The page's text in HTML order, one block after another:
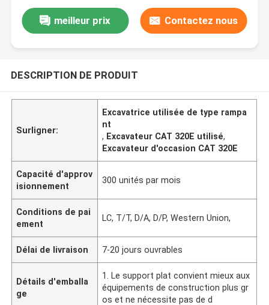
meilleur prix Contactez nous
DESCRIPTION DE PRODUIT
Surligner:
Excavatrice utilisée de type rampa
nt
, Excavateur CAT 320E utilisé,
Excavateur d'occasion CAT 320E
Capacité d'approv
isionnement
300 unités par mois
Conditions de pai
ement
LC, T/T, D/A, D/P, Western Union,
Délai de livraison 7-20 jours ouvrables
Détails d'emballa
ge
1. Le support plat convient mieux aux
équipements de construction plus gr
os et ne nécessite pas de d